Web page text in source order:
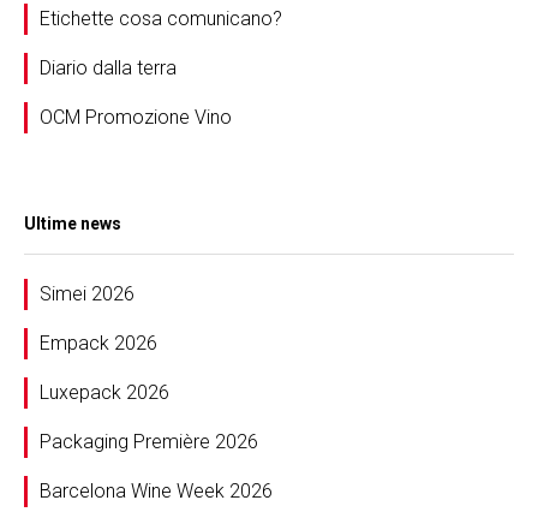
Etichette cosa comunicano?
Diario dalla terra
OCM Promozione Vino
Ultime news
Simei 2026
Empack 2026
Luxepack 2026
Packaging Première 2026
Barcelona Wine Week 2026